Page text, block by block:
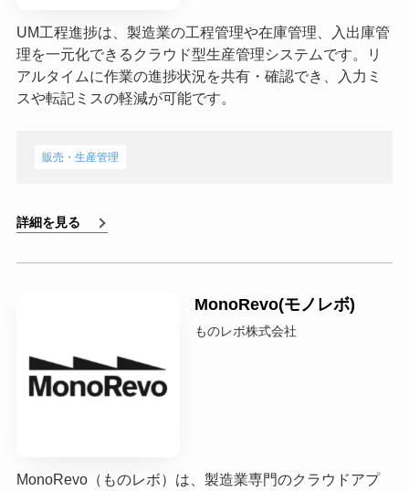
UM工程進捗は、製造業の工程管理や在庫管理、入出庫管
理を一元化できるクラウド型生産管理システムです。リ
アルタイムに作業の進捗状況を共有・確認でき、入力ミ
スや転記ミスの軽減が可能です。
販売・生産管理
詳細を見る
MonoRevo(モノレボ)
ものレボ株式会社
MonoRevo（ものレボ）は、製造業専門のクラウドアプ